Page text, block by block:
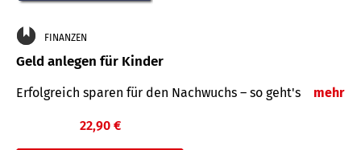
FINANZEN
Geld anlegen für Kinder
Erfolgreich sparen für den Nachwuchs – so geht's mehr
22,90 €